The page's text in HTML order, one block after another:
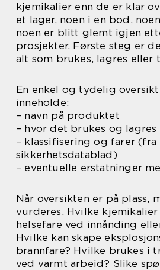
kjemikalier enn de er klar
et lager, noen i en bod,
noen er blitt glemt igjen
prosjekter. Første steg er
alt som brukes, lagres eller
En enkel og tydelig
inneholde:
– navn på produktet
– hvor det brukes og lagres
– klassifisering og farer (fra
sikkerhetsdatablad)
– eventuelle erstatninger
Når oversikten er på plass,
vurderes. Hvilke
helsefare ved innånding
Hvilke kan skape
brannfare? Hvilke brukes i
ved varmt arbeid? Slike